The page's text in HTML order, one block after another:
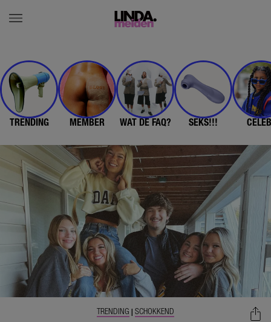
TRENDING MEMBER WAT DE FAQ? SEKS!!!
TRENDING | SCHOKKEND